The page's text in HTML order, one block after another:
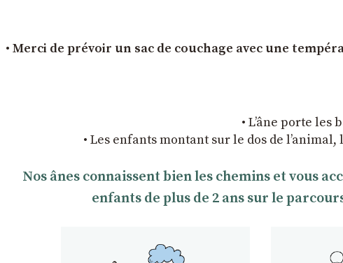
• Merci de prévoir un sac de couchage avec une
• L’âne porte les
• Les enfants montant sur le dos de
Nos ânes connaissent bien les chemins et vous
enfants de plus de 2 ans sur le